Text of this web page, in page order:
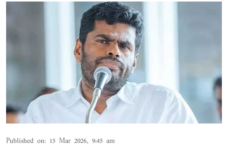
Published on: 15 Mar 2026, 9:45 am